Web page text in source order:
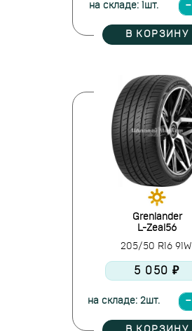
на складе: 1шт.
В КОРЗИНУ
Grenlander
L-Zeal56
205/50 R16 91W
5 050 ₽
на складе: 2шт.